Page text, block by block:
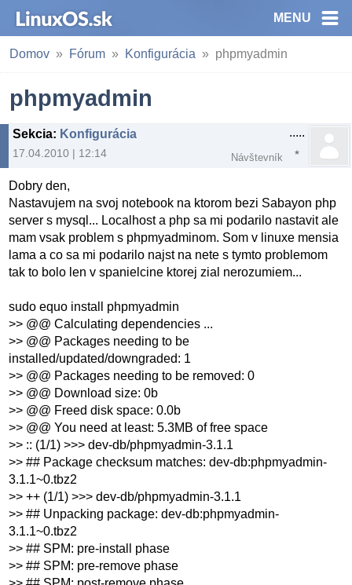
MENU
Domov Fórum Konfigurácia phpmyadmin
phpmyadmin
Sekcia: Konfigurácia
17.04.2010 | 12:14
.....
Návštevník
Dobry den,
Nastavujem na svoj notebook na ktorom bezi Sabayon php
server s mysql... Localhost a php sa mi podarilo nastavit ale
mam vsak problem s phpmyadminom. Som v linuxe mensia
lama a co sa mi podarilo najst na nete s tymto problemom
tak to bolo len v spanielcine ktorej zial nerozumiem...
sudo equo install phpmyadmin
>> @@ Calculating dependencies ...
>> @@ Packages needing to be
installed/updated/downgraded: 1
>> @@ Packages needing to be removed: 0
>> @@ Download size: 0b
>> @@ Freed disk space: 0.0b
>> @@ You need at least: 5.3MB of free space
>> :: (1/1) >>> dev-db/phpmyadmin-3.1.1
>> ## Package checksum matches: dev-db:phpmyadmin-
3.1.1~0.tbz2
>> ++ (1/1) >>> dev-db/phpmyadmin-3.1.1
>> ## Unpacking package: dev-db:phpmyadmin-
3.1.1~0.tbz2
>> ## SPM: pre-install phase
>> ## SPM: pre-remove phase